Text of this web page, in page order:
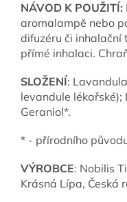
NÁVOD K POUŽITÍ:
aromalampě nebo
difuzéru či inhalační
přímé inhalaci.
SLOŽENÍ:
levandule lékařské);
Geraniol*.
* - přírodního
VÝROBCE: Nobilis
Krásná Lípa, Česká